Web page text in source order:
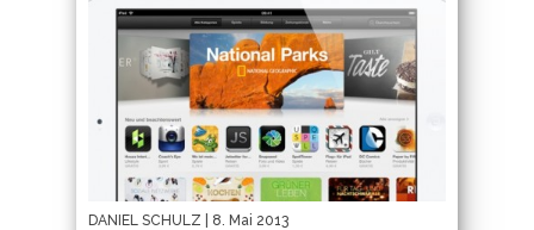
DANIEL SCHULZ | 8. Mai 2013